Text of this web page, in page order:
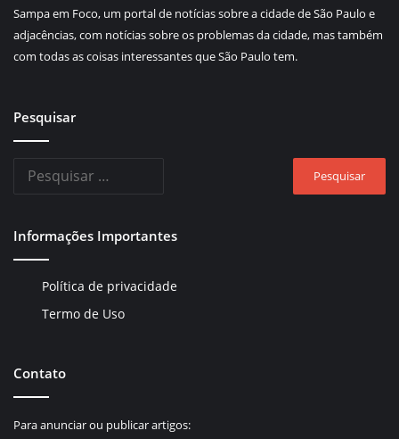
Sampa em Foco, um portal de notícias sobre a cidade de São Paulo e
adjacências, com notícias sobre os problemas da cidade, mas também
com todas as coisas interessantes que São Paulo tem.
Pesquisar
por:
Informações Importantes
Política de privacidade
Termo de Uso
Contato
Para anunciar ou publicar artigos: